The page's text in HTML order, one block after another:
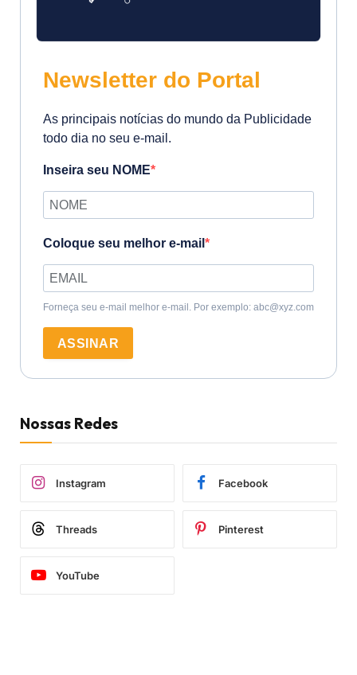
Newsletter do Portal
As principais notícias do mundo da Publicidade
todo dia no seu e-mail.
Inseira seu NOME
Coloque seu melhor e-mail
Forneça seu e-mail melhor e-mail. Por exemplo: abc@xyz.com
ASSINAR
Nossas Redes
Instagram Facebook
Threads Pinterest
YouTube